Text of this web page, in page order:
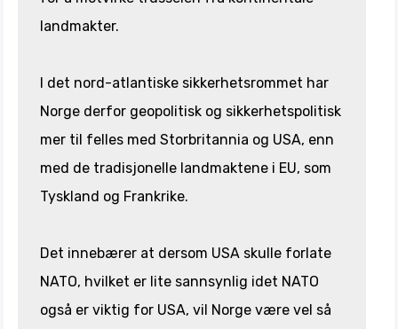
landmakter.
I det nord-atlantiske sikkerhetsrommet har
Norge derfor geopolitisk og sikkerhetspolitisk
mer til felles med Storbritannia og USA, enn
med de tradisjonelle landmaktene i EU, som
Tyskland og Frankrike.
Det innebærer at dersom USA skulle forlate
NATO, hvilket er lite sannsynlig idet NATO
også er viktig for USA, vil Norge være vel så